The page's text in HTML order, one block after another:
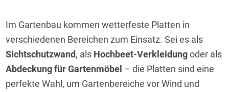
Im Gartenbau kommen wetterfeste Platten in
Sichtschutzwand, als Hochbeet-Verkleidung
Abdeckung für Gartenmöbel – die Platten sind eine
perfekte Wahl, um Gartenbereiche vor Wind und